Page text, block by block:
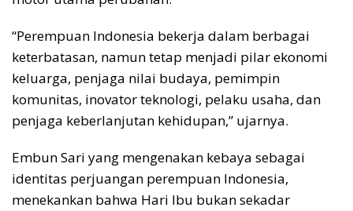
“Perempuan Indonesia bekerja dalam berbagai
keterbatasan, namun tetap menjadi pilar ekonomi
keluarga, penjaga nilai budaya, pemimpin
komunitas, inovator teknologi, pelaku usaha, dan
penjaga keberlanjutan kehidupan,” ujarnya.
Embun Sari yang mengenakan kebaya sebagai
identitas perjuangan perempuan Indonesia,
menekankan bahwa Hari Ibu bukan sekadar